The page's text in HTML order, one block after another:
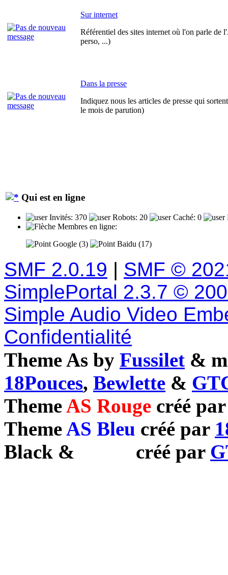
Sur internet
Référentiel des sites internet où l'on parle de
perso, ...)
Dans la presse
Indiquez nous les articles de presse qui
le mois de parution)
Qui est en ligne
Invités: 370 Robots: 20 Caché: 0
Membres en ligne:
Google (3)
Baidu (17)
SMF 2.0.19 | SMF ©
SimplePortal 2.3.7 ©
Simple Audio Video
Confidentialité
Theme As by Fussilet &
18Pouces, Bewlette &
ThemeAS Rouge créé
ThemeAS Bleu créé par
Black & créé par